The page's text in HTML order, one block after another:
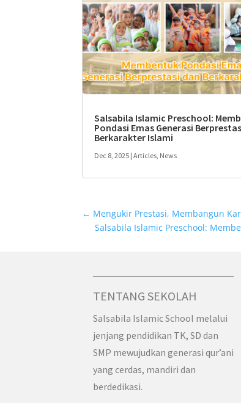
Salsabila Islamic Preschool:
Pondasi Emas Generasi
Berkarakter Islami
Dec 8, 2025 |Articles, News
← Mengukir Prestasi, Membangun
Salsabila Islamic Preschool:
TENTANG SEKOLAH
Salsabila Islamic School melalui
jenjang pendidikan TK, SD dan
SMP mewujudkan generasi qur’ani
yang cerdas, mandiri dan
berdedikasi.